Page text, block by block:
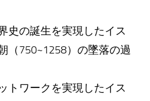
史の誕生を実現したイス
（750~1258）の墜落の過
トワークを実現したイス